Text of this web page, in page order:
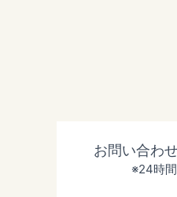
お問い合わ
※24時